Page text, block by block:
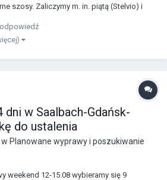
szosy. Zaliczymy m. in. piątą (Stelvio) i
krajach w fascynującej scenerii i
asfaltach. Term...
dni w Saalbach-Gdańsk-
do ustalenia
Planowane wyprawy i poszukiwanie
weekend 12-15.08 wybieramy się 9